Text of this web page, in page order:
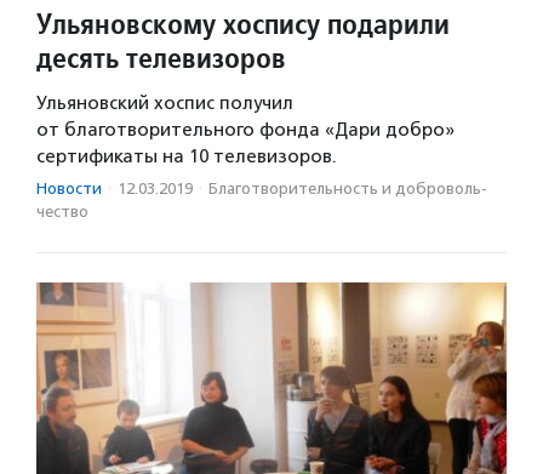
Ульяновскому хоспису подарили
десять телевизоров
Ульяновский хоспис получил
от благотворительного фонда «Дари добро»
сертификаты на 10 телевизоров.
Новости · 12.03.2019 · Благотвори­тель­ность и доброволь­
чест­во